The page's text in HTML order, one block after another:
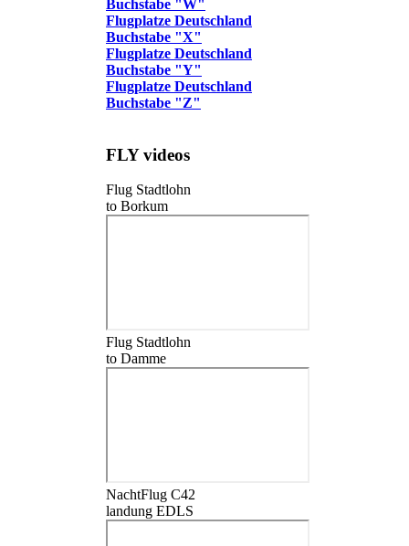
Buchstabe "W"
Flugplatze Deutschland
Buchstabe "X"
Flugplatze Deutschland
Buchstabe "Y"
Flugplatze Deutschland
Buchstabe "Z"
FLY videos
Flug Stadtlohn
to Borkum
Flug Stadtlohn
to Damme
NachtFlug C42
landung EDLS